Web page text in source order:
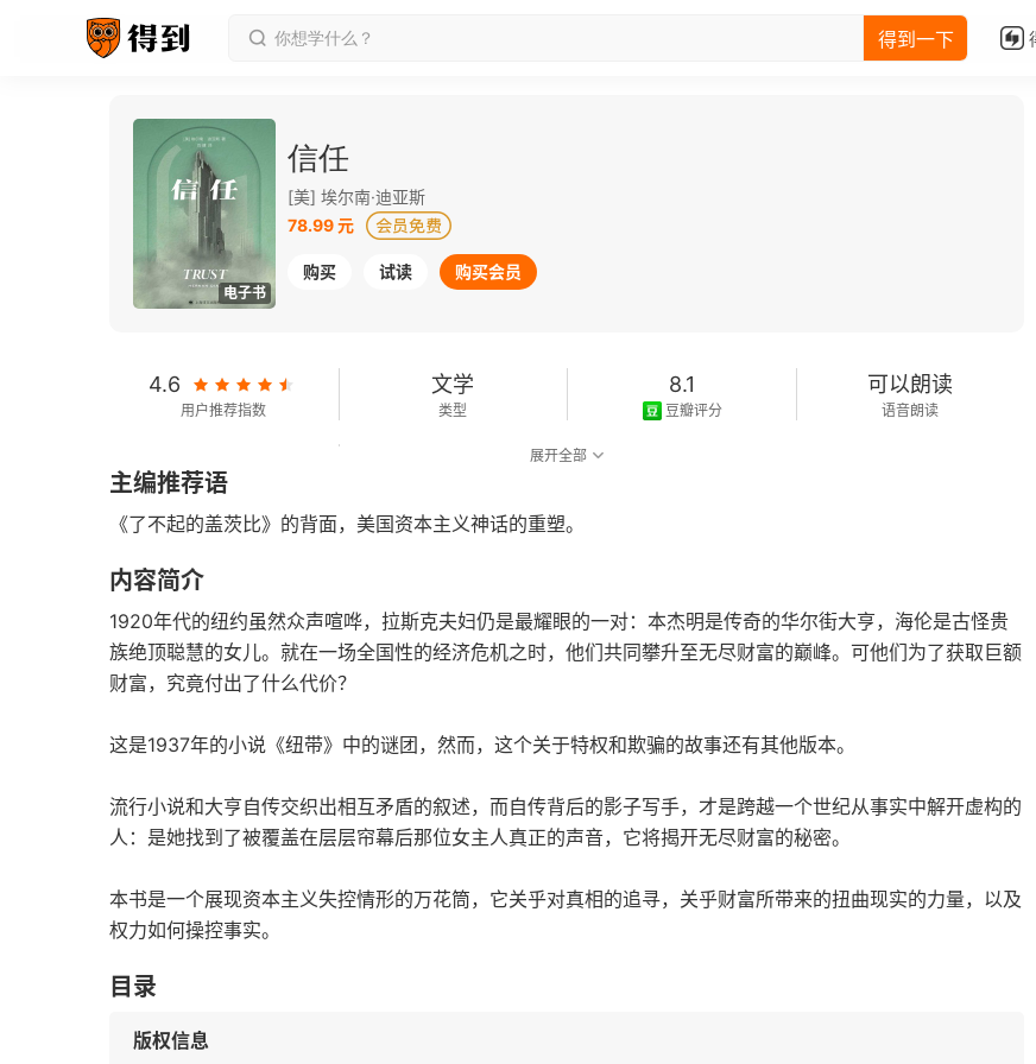
得到一下
电子书
信任
[美] 埃尔南·迪亚斯
78.99 元
购买 试读 购买会员
4.6
用户推荐指数
文学
类型
8.1
豆瓣评分
可以朗读
语音朗读
字数
展开全部
主编推荐语
《了不起的盖茨比》的背面，美国资本主义神话的重塑。
内容简介
1920年代的纽约虽然众声喧哗，拉斯克夫妇仍是最耀眼的一对：本杰明是传奇的华尔街大亨，海伦是古怪贵
族绝顶聪慧的女儿。就在一场全国性的经济危机之时，他们共同攀升至无尽财富的巅峰。可他们为了获取巨额
财富，究竟付出了什么代价？
这是1937年的小说《纽带》中的谜团，然而，这个关于特权和欺骗的故事还有其他版本。
流行小说和大亨自传交织出相互矛盾的叙述，而自传背后的影子写手，才是跨越一个世纪从事实中解开虚构的
人：是她找到了被覆盖在层层帘幕后那位女主人真正的声音，它将揭开无尽财富的秘密。
本书是一个展现资本主义失控情形的万花筒，它关乎对真相的追寻，关乎财富所带来的扭曲现实的力量，以及
权力如何操控事实。
目录
版权信息